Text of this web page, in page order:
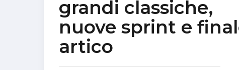
grandi classiche,
nuove sprint e
artico